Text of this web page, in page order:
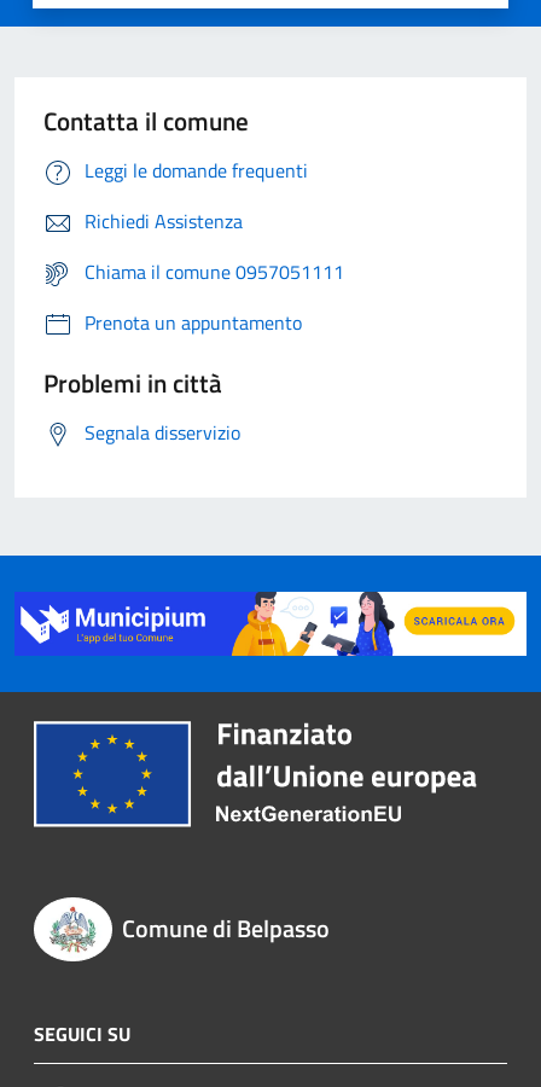
Contatta il comune
Leggi le domande frequenti
Richiedi Assistenza
Chiama il comune 0957051111
Prenota un appuntamento
Problemi in città
Segnala disservizio
Comune di Belpasso
SEGUICI SU